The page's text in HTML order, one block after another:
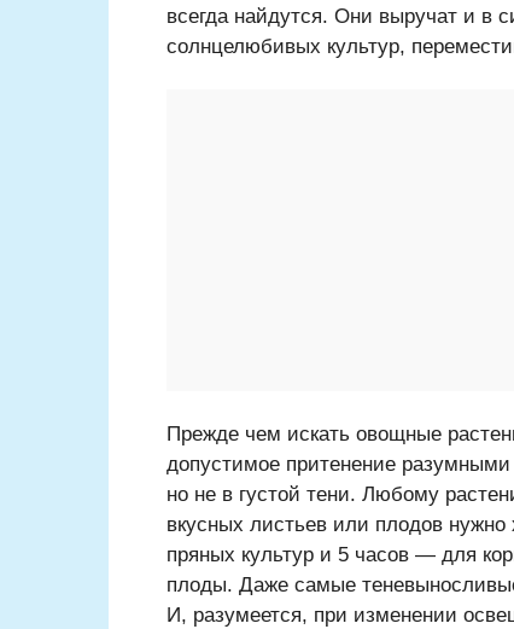
всегда найдутся. Они выручат и в
солнцелюбивых культур,
Прежде чем искать овощные
допустимое притенение
но не в густой тени. Любому
вкусных листьев или плодов
пряных культур и 5 часов — для
плоды. Даже самые
И, разумеется, при изменении